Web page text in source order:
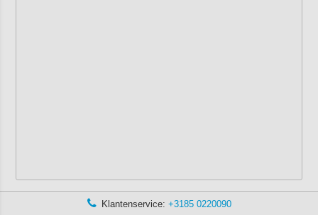
Klantenservice: +3185 0220090